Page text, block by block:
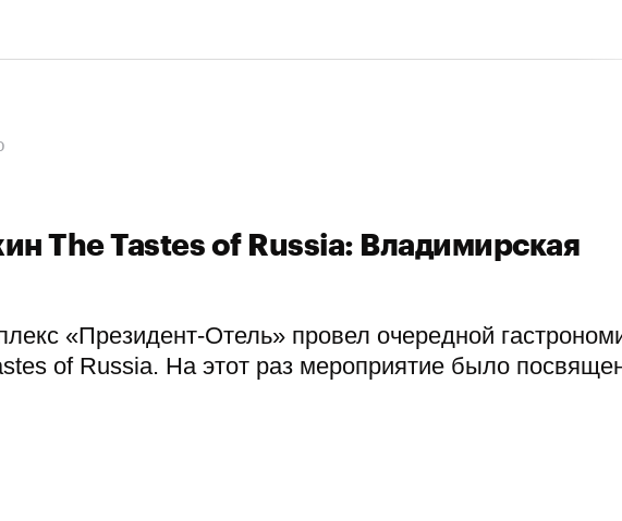
The Tastes of Russia: Владимирская
«Президент-Отель» провел очередной
of Russia. На этот раз мероприятие было